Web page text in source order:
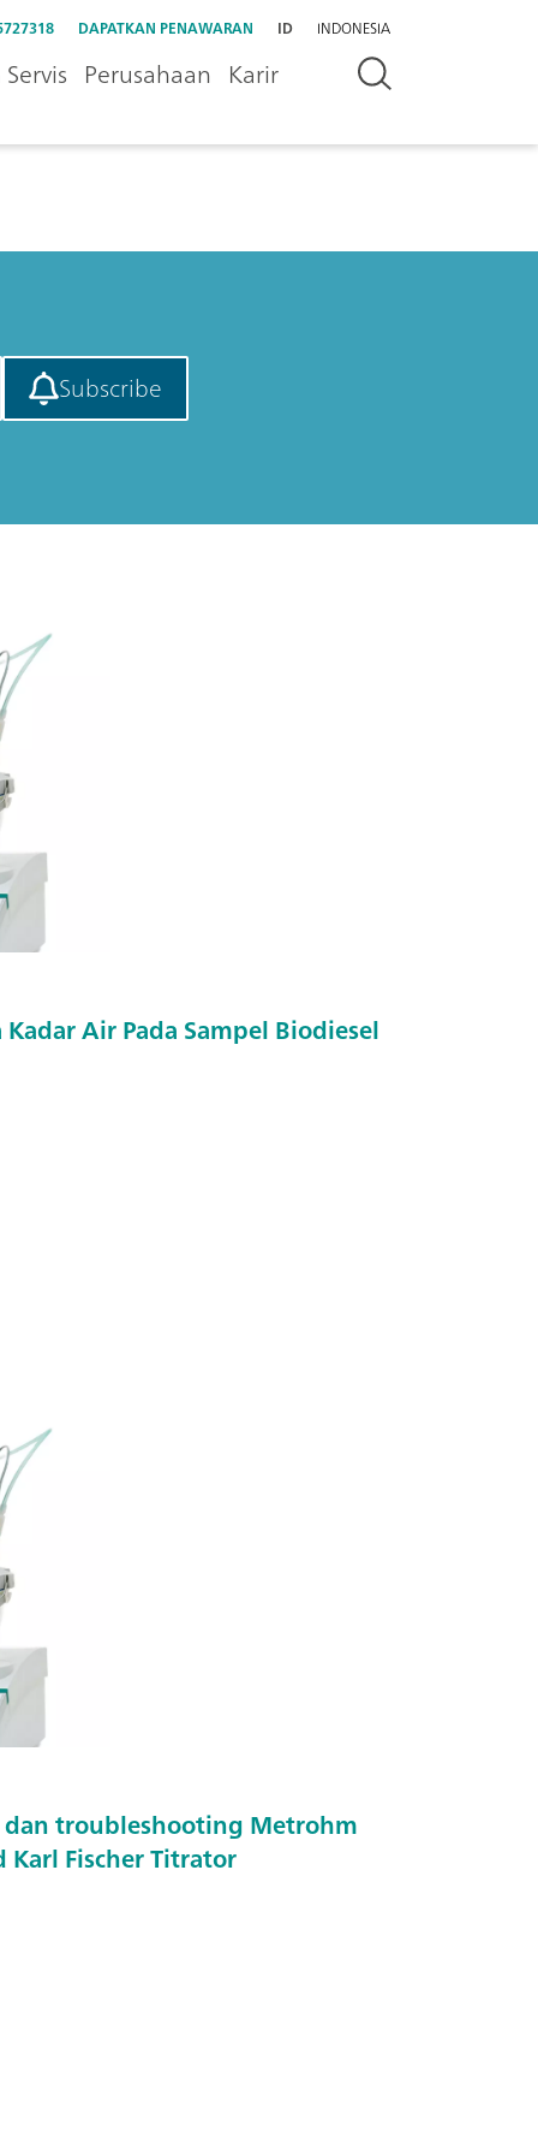
DAPATKAN PENAWARAN ID INDONESIA
Perusahaan Karir
Subscribe
Air Pada Sampel Biodiesel
troubleshooting Metrohm
Fischer Titrator